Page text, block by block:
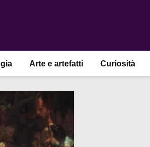
Arte e artefatti Curiosità